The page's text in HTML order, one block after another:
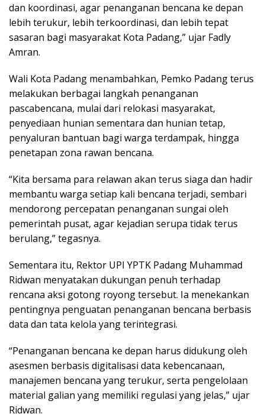
dan koordinasi, agar penanganan bencana ke depan
lebih terukur, lebih terkoordinasi, dan lebih tepat
sasaran bagi masyarakat Kota Padang,” ujar Fadly
Amran.
Wali Kota Padang menambahkan, Pemko Padang terus
melakukan berbagai langkah penanganan
pascabencana, mulai dari relokasi masyarakat,
penyediaan hunian sementara dan hunian tetap,
penyaluran bantuan bagi warga terdampak, hingga
penetapan zona rawan bencana.
“Kita bersama para relawan akan terus siaga dan hadir
membantu warga setiap kali bencana terjadi, sembari
mendorong percepatan penanganan sungai oleh
pemerintah pusat, agar kejadian serupa tidak terus
berulang,” tegasnya.
Sementara itu, Rektor UPI YPTK Padang Muhammad
Ridwan menyatakan dukungan penuh terhadap
rencana aksi gotong royong tersebut. Ia menekankan
pentingnya penguatan penanganan bencana berbasis
data dan tata kelola yang terintegrasi.
“Penanganan bencana ke depan harus didukung oleh
asesmen berbasis digitalisasi data kebencanaan,
manajemen bencana yang terukur, serta pengelolaan
material galian yang memiliki regulasi yang jelas,” ujar
Ridwan.